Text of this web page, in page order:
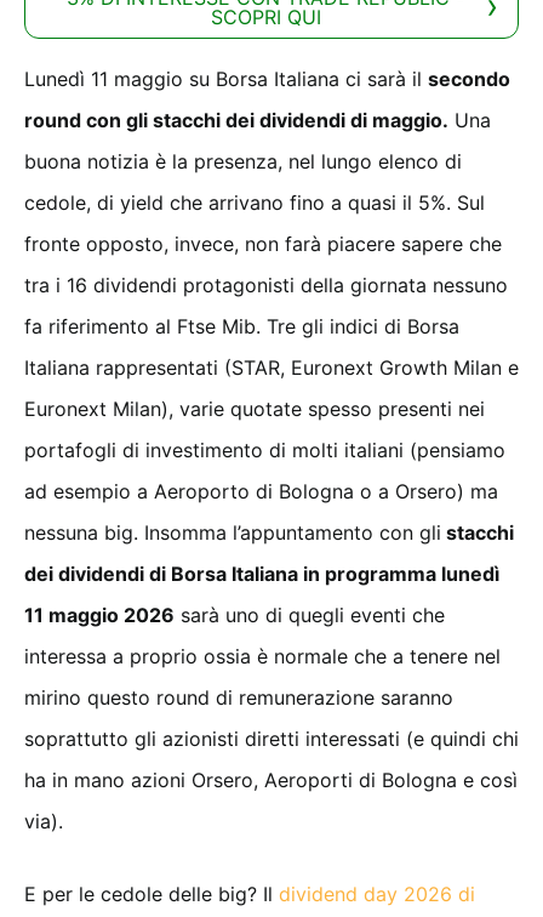
SCOPRI QUI
Lunedì 11 maggio su Borsa Italiana ci sarà il secondo
round con gli stacchi dei dividendi di maggio. Una
buona notizia è la presenza, nel lungo elenco di
cedole, di yield che arrivano fino a quasi il 5%. Sul
fronte opposto, invece, non farà piacere sapere che
tra i 16 dividendi protagonisti della giornata nessuno
fa riferimento al Ftse Mib. Tre gli indici di Borsa
Italiana rappresentati (STAR, Euronext Growth Milan e
Euronext Milan), varie quotate spesso presenti nei
portafogli di investimento di molti italiani (pensiamo
ad esempio a Aeroporto di Bologna o a Orsero) ma
nessuna big. Insomma l’appuntamento con gli stacchi
dei dividendi di Borsa Italiana in programma lunedì
11 maggio 2026 sarà uno di quegli eventi che
interessa a proprio ossia è normale che a tenere nel
mirino questo round di remunerazione saranno
soprattutto gli azionisti diretti interessati (e quindi chi
ha in mano azioni Orsero, Aeroporti di Bologna e così
via).
E per le cedole delle big? Il dividend day 2026 di